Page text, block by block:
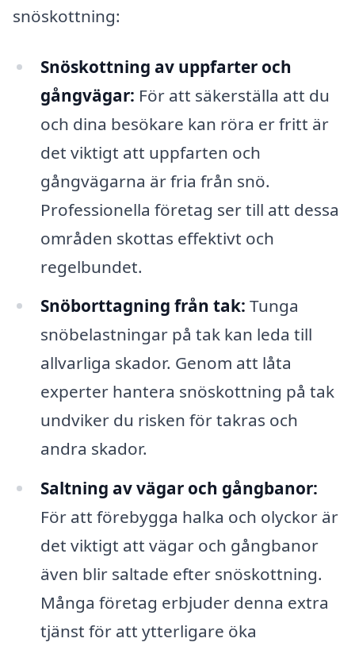
snöskottning:
Snöskottning av uppfarter och
gångvägar: För att säkerställa att du
och dina besökare kan röra er fritt är
det viktigt att uppfarten och
gångvägarna är fria från snö.
Professionella företag ser till att dessa
områden skottas effektivt och
regelbundet.
Snöborttagning från tak: Tunga
snöbelastningar på tak kan leda till
allvarliga skador. Genom att låta
experter hantera snöskottning på tak
undviker du risken för takras och
andra skador.
Saltning av vägar och gångbanor:
För att förebygga halka och olyckor är
det viktigt att vägar och gångbanor
även blir saltade efter snöskottning.
Många företag erbjuder denna extra
tjänst för att ytterligare öka